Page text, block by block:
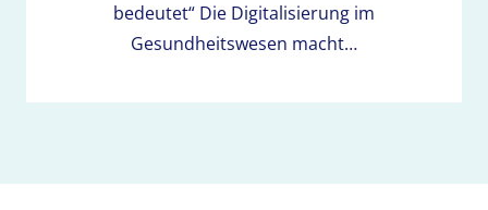
bedeutet“ Die Digitalisierung im
Gesundheitswesen macht…